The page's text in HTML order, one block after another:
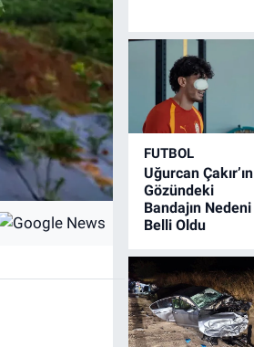
FUTBOL
Uğurcan Çakır’ın
Gözündeki
Bandajın Nedeni
Belli Oldu